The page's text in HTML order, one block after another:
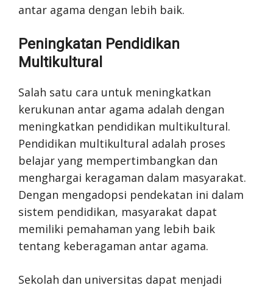
antar agama dengan lebih baik.
Peningkatan Pendidikan
Multikultural
Salah satu cara untuk meningkatkan
kerukunan antar agama adalah dengan
meningkatkan pendidikan multikultural.
Pendidikan multikultural adalah proses
belajar yang mempertimbangkan dan
menghargai keragaman dalam masyarakat.
Dengan mengadopsi pendekatan ini dalam
sistem pendidikan, masyarakat dapat
memiliki pemahaman yang lebih baik
tentang keberagaman antar agama.
Sekolah dan universitas dapat menjadi